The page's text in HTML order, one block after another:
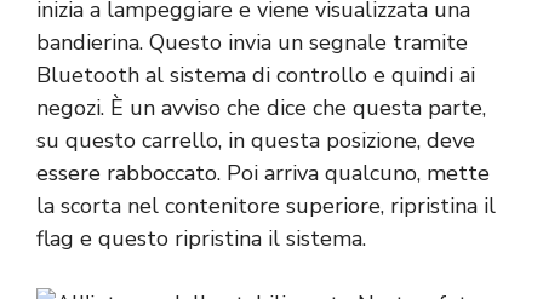
inizia a lampeggiare e viene visualizzata una
bandierina. Questo invia un segnale tramite
Bluetooth al sistema di controllo e quindi ai
negozi. È un avviso che dice che questa parte,
su questo carrello, in questa posizione, deve
essere rabboccato. Poi arriva qualcuno, mette
la scorta nel contenitore superiore, ripristina il
flag e questo ripristina il sistema.